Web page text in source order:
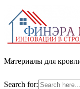
Материалы для
Search for: